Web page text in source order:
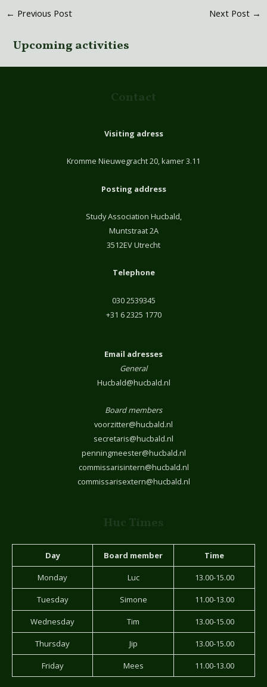
← Previous Post Next Post →
Upcoming activities
Contact
Visiting adress
Kromme Nieuwegracht 20, kamer 3.11
Posting address
Study Association Hucbald,
Muntstraat 2A
3512EV Utrecht
Telephone
030 2539345
+31 6 2325 1770
Email adresses
General
Hucbald@hucbald.nl
Board members
voorzitter@hucbald.nl
secretaris@hucbald.nl
penningmeester@hucbald.nl
commissarisintern@hucbald.nl
commissarisextern@hucbald.nl
Huc Times
Day Board member Time
Monday Luc 13.00-15.00
Tuesday Simone 11.00-13.00
Wednesday Tim 13.00-15.00
Thursday Jip 13.00-15.00
Friday Mees 11.00-13.00